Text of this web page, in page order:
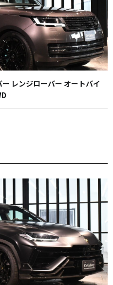
レンジローバー オートバイ